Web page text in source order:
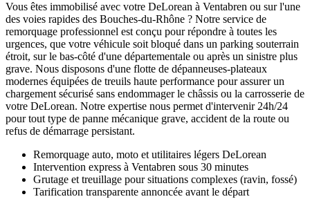
Vous êtes immobilisé avec votre DeLorean à Ventabren ou sur l'une
des voies rapides des Bouches-du-Rhône ? Notre service de
remorquage professionnel est conçu pour répondre à toutes les
urgences, que votre véhicule soit bloqué dans un parking souterrain
étroit, sur le bas-côté d'une départementale ou après un sinistre plus
grave. Nous disposons d'une flotte de dépanneuses-plateaux
modernes équipées de treuils haute performance pour assurer un
chargement sécurisé sans endommager le châssis ou la carrosserie de
votre DeLorean. Notre expertise nous permet d'intervenir 24h/24
pour tout type de panne mécanique grave, accident de la route ou
refus de démarrage persistant.
Remorquage auto, moto et utilitaires légers DeLorean
Intervention express à Ventabren sous 30 minutes
Grutage et treuillage pour situations complexes (ravin, fossé)
Tarification transparente annoncée avant le départ